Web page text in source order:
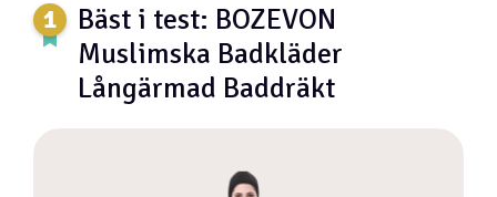
Bäst i test: BOZEVON
Muslimska Badkläder
Långärmad Baddräkt